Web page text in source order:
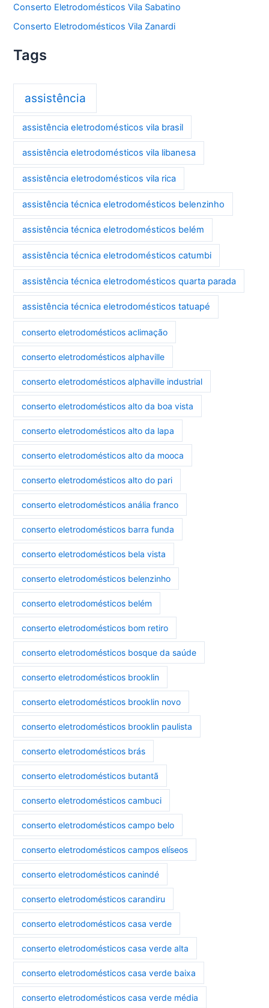
Conserto Eletrodomésticos Vila Sabatino
Conserto Eletrodomésticos Vila Zanardi
Tags
assistência
assistência eletrodomésticos vila brasil
assistência eletrodomésticos vila libanesa
assistência eletrodomésticos vila rica
assistência técnica eletrodomésticos belenzinho
assistência técnica eletrodomésticos belém
assistência técnica eletrodomésticos catumbi
assistência técnica eletrodomésticos quarta parada
assistência técnica eletrodomésticos tatuapé
conserto eletrodomésticos aclimação
conserto eletrodomésticos alphaville
conserto eletrodomésticos alphaville industrial
conserto eletrodomésticos alto da boa vista
conserto eletrodomésticos alto da lapa
conserto eletrodomésticos alto da mooca
conserto eletrodomésticos alto do pari
conserto eletrodomésticos anália franco
conserto eletrodomésticos barra funda
conserto eletrodomésticos bela vista
conserto eletrodomésticos belenzinho
conserto eletrodomésticos belém
conserto eletrodomésticos bom retiro
conserto eletrodomésticos bosque da saúde
conserto eletrodomésticos brooklin
conserto eletrodomésticos brooklin novo
conserto eletrodomésticos brooklin paulista
conserto eletrodomésticos brás
conserto eletrodomésticos butantã
conserto eletrodomésticos cambuci
conserto eletrodomésticos campo belo
conserto eletrodomésticos campos elíseos
conserto eletrodomésticos canindé
conserto eletrodomésticos carandiru
conserto eletrodomésticos casa verde
conserto eletrodomésticos casa verde alta
conserto eletrodomésticos casa verde baixa
conserto eletrodomésticos casa verde média